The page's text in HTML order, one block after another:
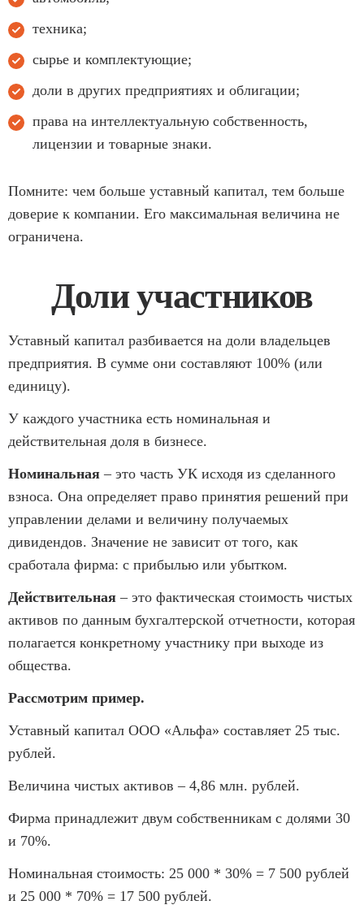
техника;
сырье и комплектующие;
доли в других предприятиях и облигации;
права на интеллектуальную собственность,
лицензии и товарные знаки.
Помните: чем больше уставный капитал, тем больше
доверие к компании. Его максимальная величина не
ограничена.
Доли участников
Уставный капитал разбивается на доли владельцев
предприятия. В сумме они составляют 100% (или
единицу).
У каждого участника есть номинальная и
действительная доля в бизнесе.
Номинальная – это часть УК исходя из сделанного
взноса. Она определяет право принятия решений при
управлении делами и величину получаемых
дивидендов. Значение не зависит от того, как
сработала фирма: с прибылью или убытком.
Действительная – это фактическая стоимость чистых
активов по данным бухгалтерской отчетности, которая
полагается конкретному участнику при выходе из
общества.
Рассмотрим пример.
Уставный капитал ООО «Альфа» составляет 25 тыс.
рублей.
Величина чистых активов – 4,86 млн. рублей.
Фирма принадлежит двум собственникам с долями 30
и 70%.
Номинальная стоимость: 25 000 * 30% = 7 500 рублей
и 25 000 * 70% = 17 500 рублей.